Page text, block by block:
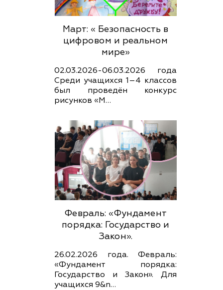
Март: « Безопасность в
цифровом и реальном
мире»
02.03.2026-06.03.2026 года
Среди учащихся 1–4 классов
был проведён конкурс
рисунков «М…
Февраль: «Фундамент
порядка: Государство и
Закон».
26.02.2026 года. Февраль:
«Фундамент порядка:
Государство и Закон». Для
учащихся 9&n…